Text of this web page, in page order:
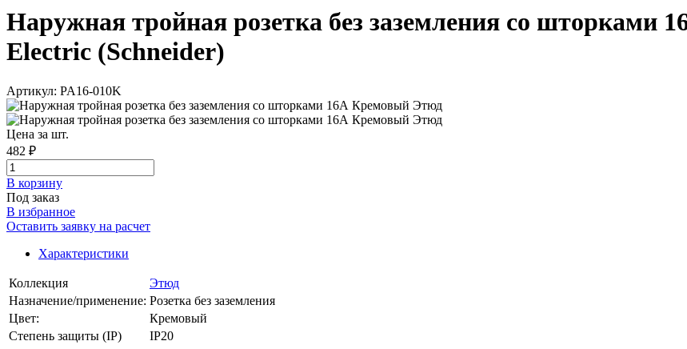
Наружная тройная розетка без заземления со шторками
Electric (Schneider)
Артикул: PA16-010K
Цена за шт.
482 ₽
В корзинy
Под заказ
В избранное
Оставить заявку на расчет
Характеристики
Коллекция
Этюд
Назначение/применение: Розетка без заземления
Цвет:
Кремовый
Степень защиты (IP)
IP20